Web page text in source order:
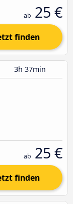
ab 25 €
finden
3h 37min
ab 25 €
finden